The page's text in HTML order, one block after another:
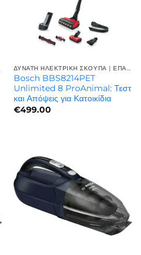
Bosch BBS8214PET
Unlimited 8 ProAnimal: Τεστ
και Απόψεις για Κατοικίδια
€499.00